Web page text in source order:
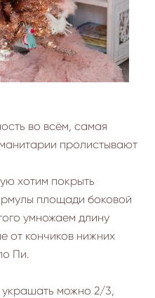
во всём, самая
пролистывают
хотим покрыть
площади боковой
умножаем длину
от кончиков нижних
Пи.
украшать можно 2/3,